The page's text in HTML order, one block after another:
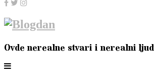
Ovde nerealne stvari i nerealni